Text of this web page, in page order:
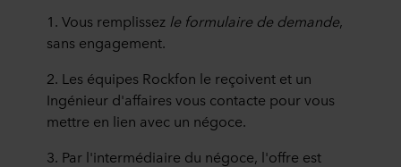
1. Vous remplissez le formulaire de demande,
sans engagement.
2. Les équipes Rockfon le reçoivent et un
Ingénieur d'affaires vous contacte pour vous
mettre en lien avec un négoce.
3. Par l'intermédiaire du négoce, l'offre est